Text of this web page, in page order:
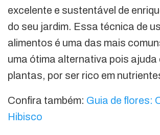
excelente e sustentável de
do seu jardim. Essa técnica de
alimentos é uma das mais
uma ótima alternativa pois ajuda
plantas, por ser rico em
Confira também: Guia de flores:
Hibisco